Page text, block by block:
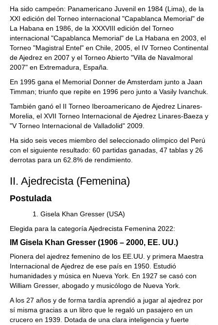
Ha sido campeón: Panamericano Juvenil en 1984 (Lima), de la
XXI edición del Torneo internacional "Capablanca Memorial" de
La Habana en 1986, de la XXXVIII edición del Torneo
internacional "Capablanca Memorial" de La Habana en 2003, el
Torneo "Magistral Entel" en Chile, 2005, el IV Torneo Continental
de Ajedrez en 2007 y el Torneo Abierto "Villa de Navalmoral
2007" en Extremadura, España.
En 1995 gana el Memorial Donner de Amsterdam junto a Jaan
Timman; triunfo que repite en 1996 pero junto a Vasily Ivanchuk.
También ganó el II Torneo Iberoamericano de Ajedrez Linares-
Morelia, el XVII Torneo Internacional de Ajedrez Linares-Baeza y
"V Torneo Internacional de Valladolid" 2009.
Ha sido seis veces miembro del seleccionado olímpico del Perú
con el siguiente resultado: 60 partidas ganadas, 47 tablas y 26
derrotas para un 62.8% de rendimiento.
II. Ajedrecista (Femenina)
Postulada
1. Gisela Khan Gresser (USA)
Elegida para la categoría Ajedrecista Femenina 2022:
IM Gisela Khan Gresser (1906 – 2000, EE. UU.)
Pionera del ajedrez femenino de los EE.UU. y primera Maestra
Internacional de Ajedrez de ese país en 1950. Estudió
humanidades y música en Nueva York. En 1927 se casó con
William Gresser, abogado y musicólogo de Nueva York.
A los 27 años y de forma tardía aprendió a jugar al ajedrez por
sí misma gracias a un libro que le regaló un pasajero en un
crucero en 1939. Dotada de una clara inteligencia y fuerte